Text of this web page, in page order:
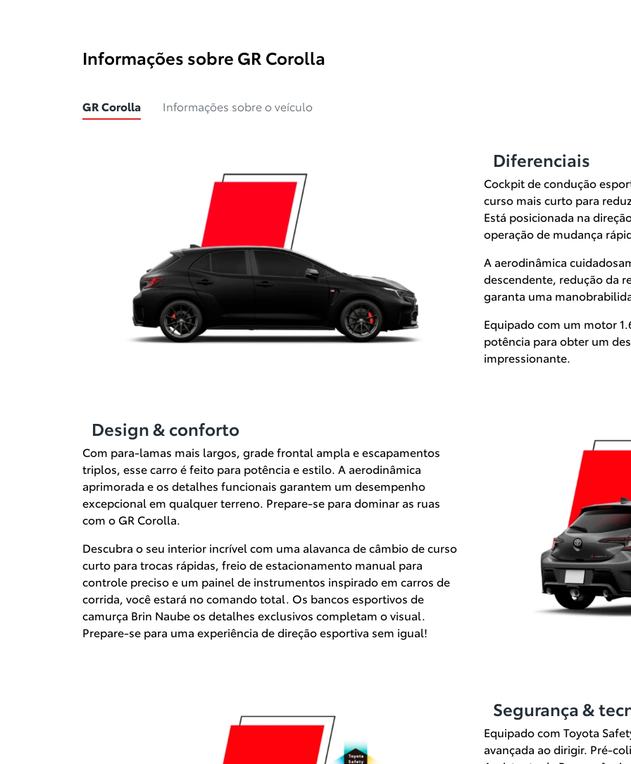
Informações sobre GR Corolla
GR Corolla Informações sobre o veículo
Diferenciais
Cockpit de condução
curso mais curto para
Está posicionada na
operação de mudança
A aerodinâmica
descendente, redução da
garanta uma
Equipado com um motor
potência para obter um
impressionante.
Design & conforto
Com para-lamas mais largos, grade frontal ampla e escapamentos
triplos, esse carro é feito para potência e estilo. A aerodinâmica
aprimorada e os detalhes funcionais garantem um desempenho
excepcional em qualquer terreno. Prepare-se para dominar as ruas
com o GR Corolla.
Descubra o seu interior incrível com uma alavanca de câmbio de curso
curto para trocas rápidas, freio de estacionamento manual para
controle preciso e um painel de instrumentos inspirado em carros de
corrida, você estará no comando total. Os bancos esportivos de
camurça Brin Naube os detalhes exclusivos completam o visual.
Prepare-se para uma experiência de direção esportiva sem igual!
Segurança &
Equipado com Toyota
avançada ao dirigir. Pré-